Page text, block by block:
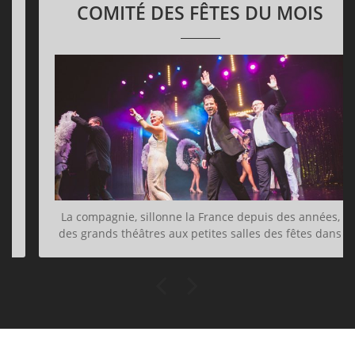
COMITÉ DES FÊTES DU MOIS
La compagnie, sillonne la France depuis des années,
des grands théâtres aux petites salles des fêtes dans
Ainsi, nos amis de Bais en Normandie, dans une